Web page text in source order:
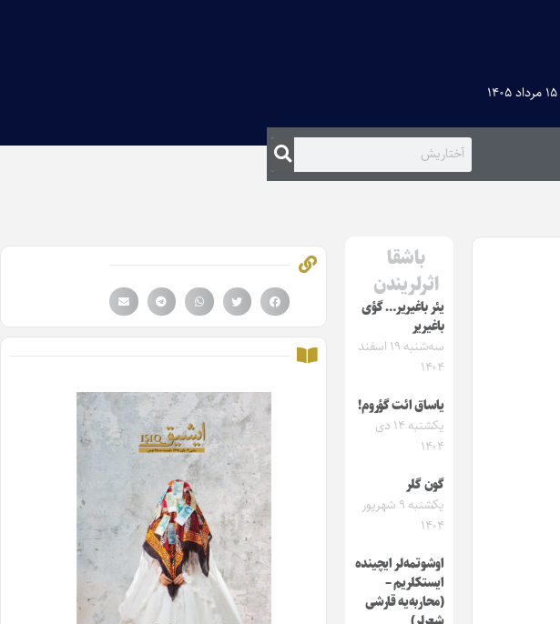
باشقا
اثرلریندن
یئر باغیریر… گؤی
باغیریر
سه‌شنبه ۱۹ اسفند
۱۴۰۴
یاساق ائت گؤروم!
یکشنبه ۱۴ دی
۱۴۰۴
گون گلر
یکشنبه ۹ شهریور
۱۴۰۴
اوشوتمه‌لر ایچینده
ایستکلریم –
(محاربه‌یه قارشی